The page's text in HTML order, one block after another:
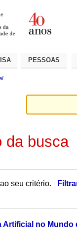
PESSOAS
da busca
seu critério.
Artificial no Mundo